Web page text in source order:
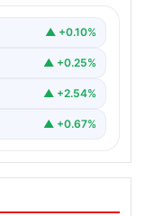
▲ +0.10%
▲ +0.25%
▲ +2.54%
▲ +0.67%